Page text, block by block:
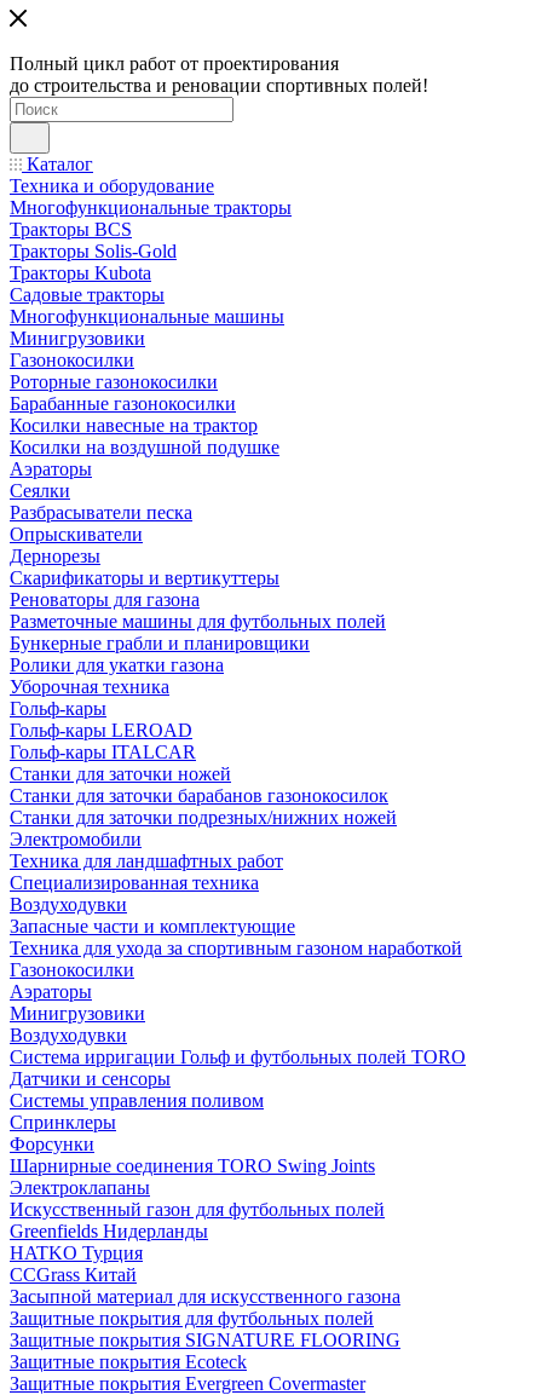
Полный цикл работ от проектирования
до строительства и реновации спортивных полей!
Каталог
Техника и оборудование
Многофункциональные тракторы
Тракторы BCS
Тракторы Solis-Gold
Тракторы Kubota
Садовые тракторы
Многофункциональные машины
Минигрузовики
Газонокосилки
Роторные газонокосилки
Барабанные газонокосилки
Косилки навесные на трактор
Косилки на воздушной подушке
Аэраторы
Сеялки
Разбрасыватели песка
Опрыскиватели
Дернорезы
Скарификаторы и вертикуттеры
Реноваторы для газона
Разметочные машины для футбольных полей
Бункерные грабли и планировщики
Ролики для укатки газона
Уборочная техника
Гольф-кары
Гольф-кары LEROAD
Гольф-кары ITALCAR
Станки для заточки ножей
Станки для заточки барабанов газонокосилок
Станки для заточки подрезных/нижних ножей
Электромобили
Техника для ландшафтных работ
Специализированная техника
Воздуходувки
Запасные части и комплектующие
Техника для ухода за спортивным газоном наработкой
Газонокосилки
Аэраторы
Минигрузовики
Воздуходувки
Система ирригации Гольф и футбольных полей TORO
Датчики и сенсоры
Системы управления поливом
Спринклеры
Форсунки
Шарнирные соединения TORO Swing Joints
Электроклапаны
Искусственный газон для футбольных полей
Greenfields Нидерланды
HATKO Турция
CCGrass Китай
Засыпной материал для искусственного газона
Защитные покрытия для футбольных полей
Защитные покрытия SIGNATURE FLOORING
Защитные покрытия Ecoteck
Защитные покрытия Evergreen Covermaster